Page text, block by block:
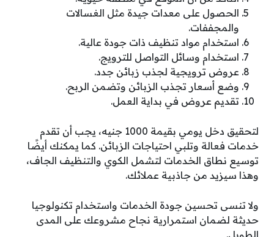
الحصول على معدات جيدة مثل الغسالات
والمجففات.
استخدام مواد تنظيف ذات جودة عالية.
استخدام وسائل التواصل للترويج.
عروض ترويجية لجذب زبائن جدد.
وضع أسعار تجذب الزبائن وتضمن الربح.
تقديم عروض في بداية العمل.
لتحقيق دخل يومي بقيمة 1000 جنيه، يجب أن تقدم
خدمات فعالة وتلبي احتياجات الزبائن. كما يمكنك أيضًا
توسيع نطاق الخدمات لتشمل الكوي والتنظيف الجاف،
وهذا سيزيد من جاذبية عملائك.
ولا تنسى تحسين جودة الخدمات واستخدام تكنولوجيا
حديثة لضمان استمرارية نجاح مشروعك على المدى
الطويل.